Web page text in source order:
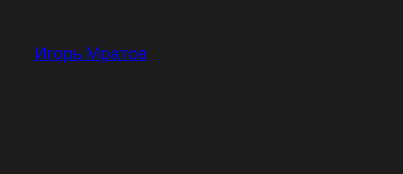
содержимому
Игорь Мратов